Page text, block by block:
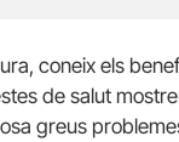
coneix els
de salut
greus